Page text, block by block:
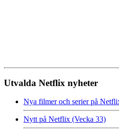
Utvalda Netflix nyheter
Nya filmer och serier på
Nytt på Netflix (Vecka 33)